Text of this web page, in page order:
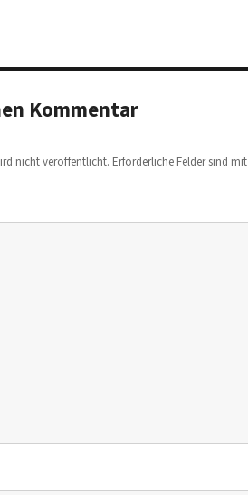
Kommentar
nicht veröffentlicht. Erforderliche Felder sind mit